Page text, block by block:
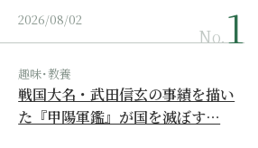
2026/08/02
No.
趣味･教養
戦国大名・武田信玄の事績を描い
た『甲陽軍鑑』が国を滅ぼす…